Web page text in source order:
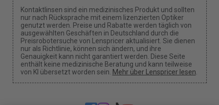
Kontaktlinsen sind ein medizinisches Produkt und sollten
nur nach Rücksprache mit einem lizenzierten Optiker
genutzt werden. Preise und Rabatte werden täglich von
ausgewählten Geschäften in Deutschland durch die
Preisrobotersuche von Lenspricer aktualisiert. Sie dienen
nur als Richtlinie, können sich ändern, und ihre
Genauigkeit kann nicht garantiert werden. Diese Seite
enthält keine medizinische Beratung und kann teilweise
von KI übersetzt worden sein. Mehr über Lenspricer lesen.